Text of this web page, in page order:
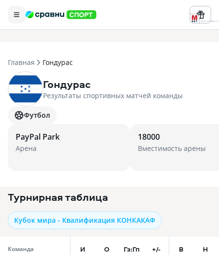
Реклама ООО «БК «Марафон» ИНН
Главная Гондурас
Гондурас
Результаты спортивных матчей команды
Футбол
PayPal Park
Арена
18000
Вместимость арены
Турнирная таблица
Кубок мира - Квалификация КОНКАКАФ
Команда И О Гз:Гп +/- В Н